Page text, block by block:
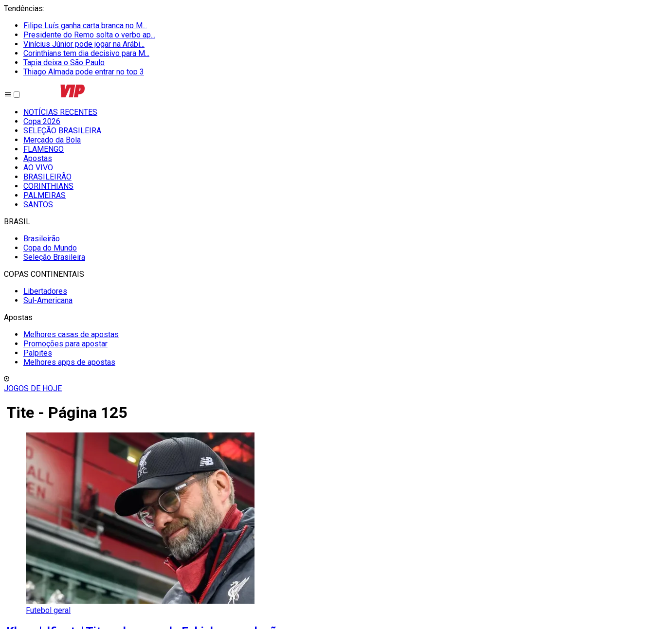
Tendências:
Filipe Luís ganha carta branca no M...
Presidente do Remo solta o verbo ap...
Vinícius Júnior pode jogar na Arábi...
Corinthians tem dia decisivo para M...
Tapia deixa o São Paulo
Thiago Almada pode entrar no top 3
NOTÍCIAS RECENTES
Copa 2026
SELEÇÃO BRASILEIRA
Mercado da Bola
FLAMENGO
Apostas
AO VIVO
BRASILEIRÃO
CORINTHIANS
PALMEIRAS
SANTOS
BRASIL
Brasileirão
Copa do Mundo
Seleção Brasileira
COPAS CONTINENTAIS
Libertadores
Sul-Americana
Apostas
Melhores casas de apostas
Promoções para apostar
Palpites
Melhores apps de apostas
JOGOS DE HOJE
Tite - Página 125
Futebol geral